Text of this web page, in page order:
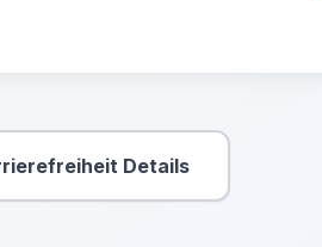
Details
Sekundäre Aktion